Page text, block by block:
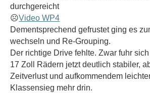
durchgereicht
☹Video WP4
Dementsprechend gefrustet ging es
wechseln und Re-Grouping.
Der richtige Drive fehlte. Zwar fuhr
17 Zoll Rädern jetzt deutlich stabiler,
Zeitverlust und aufkommendem
Klassensieg mehr drin.